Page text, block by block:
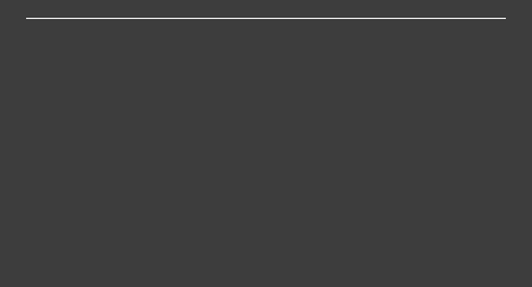
UNE